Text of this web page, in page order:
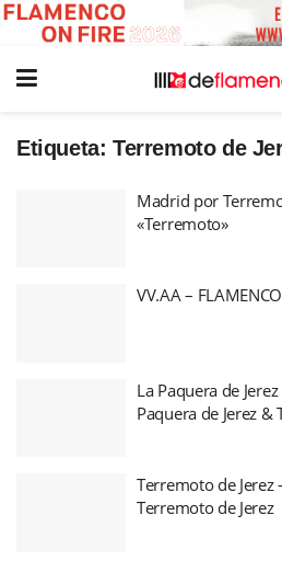
Etiqueta: Terremoto de
Madrid por
«Terremoto»
VV.AA –
La Paquera de
Paquera de Jerez &
Terremoto de Jerez
Terremoto de Jerez